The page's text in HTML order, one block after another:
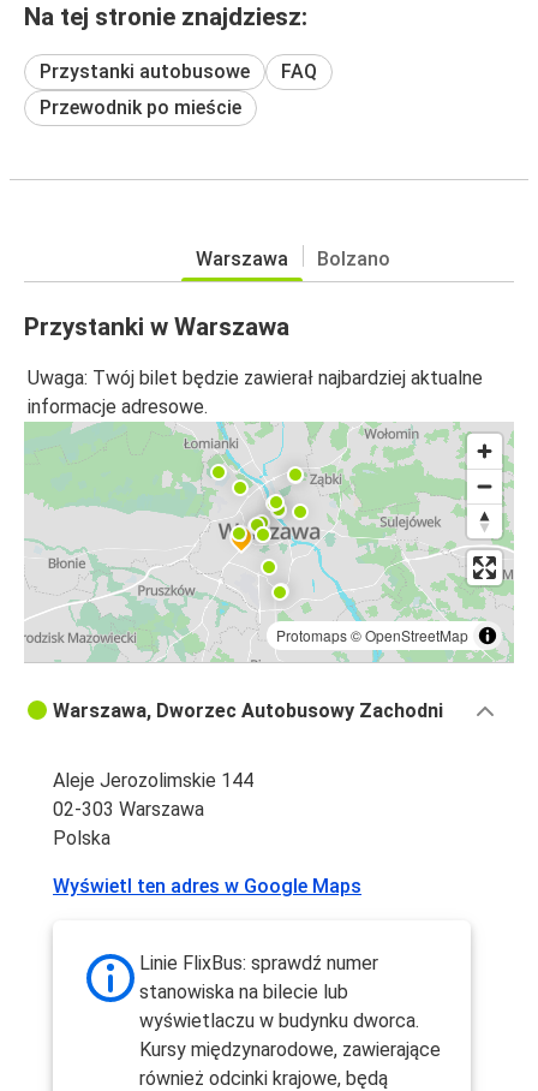
Na tej stronie znajdziesz:
Przystanki autobusowe
FAQ
Przewodnik po mieście
Warszawa Bolzano
Przystanki w Warszawa
Uwaga: Twój bilet będzie zawierał najbardziej aktualne
informacje adresowe.
Protomaps©OpenStreetMap
Warszawa, Dworzec Autobusowy Zachodni
Aleje Jerozolimskie 144
02-303 Warszawa
Polska
Wyświetl ten adres w Google Maps
Linie FlixBus: sprawdź numer
stanowiska na bilecie lub
wyświetlaczu w budynku dworca.
Kursy międzynarodowe, zawierające
również odcinki krajowe, będą